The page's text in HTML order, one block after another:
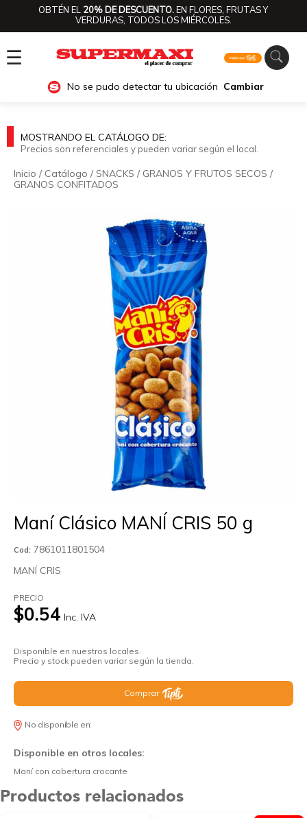
OBTÉN EL 20% DE DESCUENTO.EN FLORES, FRUTAS Y
VERDURAS, TODOS LOS MIÉRCOLES.
☰
No se pudo detectar tu ubicación Cambiar
MOSTRANDO EL CATÁLOGO DE:
Precios son referenciales y pueden variar según el local.
Inicio / Catálogo / SNACKS / GRANOS Y FRUTOS SECOS /
GRANOS CONFITADOS
Maní Clásico MANÍ CRIS 50 g
Cod: 7861011801504
MANÍ CRIS
PRECIO
$0.54 Inc. IVA
Disponible en nuestros locales.
Precio y stock pueden variar según la tienda.
Comprar
No disponible en:
Disponible en otros locales:
Maní con cobertura crocante
Productos relacionados